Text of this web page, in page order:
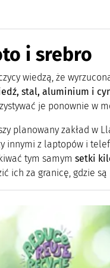
i srebro
wiedzą, że
stal, aluminium i
je ponownie w
planowany zakład w
innymi z laptopów i
tym samym setki
ich za granicę, gdzie